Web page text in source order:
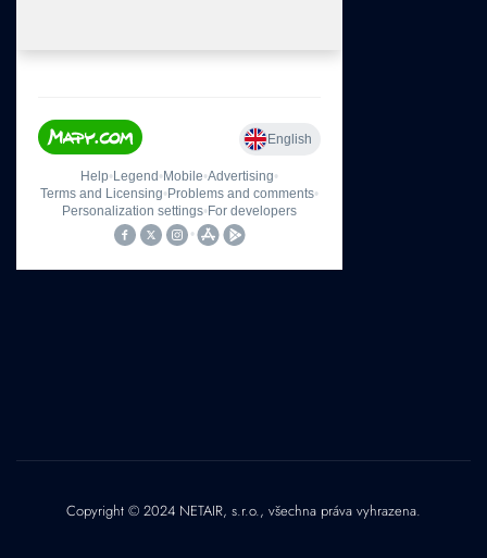
Copyright © 2024 NETAIR, s.r.o., všechna práva vyhrazena.